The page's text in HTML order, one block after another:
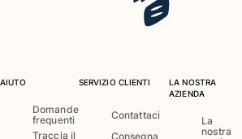
AIUTO
Domande
frequenti
Traccia il
SERVIZIO CLIENTI
Contattaci
Consegna
LA NOSTRA
AZIENDA
La
nostra